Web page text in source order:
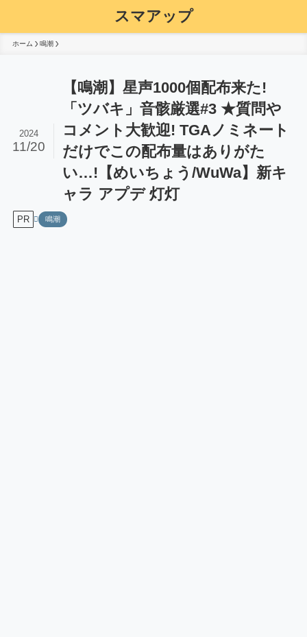
スマアップ
ホーム 鳴潮
【鳴潮】星声1000個配布来た!
「ツバキ」音骸厳選#3 ★質問や
コメント大歓迎! TGAノミネート
だけでこの配布量はありがた
い…!【めいちょう/WuWa】新キ
ャラ アプデ 灯灯
2024
11/20
PR 鳴潮